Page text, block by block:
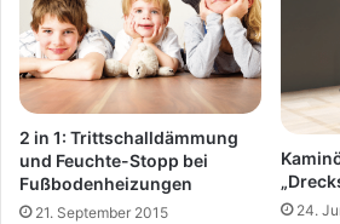
2 in 1: Trittschalldämmung
und Feuchte-Stopp bei
Fußbodenheizungen
21. September 2015 24.